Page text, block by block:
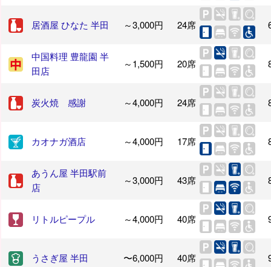
居酒屋 ひなた 半田 ～3,000円 24席
中国料理 豊龍園 半
田店
～1,500円 20席
炭火焼 感謝 ～4,000円 24席
カオナガ酒店 ～4,000円 17席
あうん屋 半田駅前
店
～3,000円 43席
リトルピープル ～4,000円 40席
うさぎ屋 半田 〜6,000円 40席